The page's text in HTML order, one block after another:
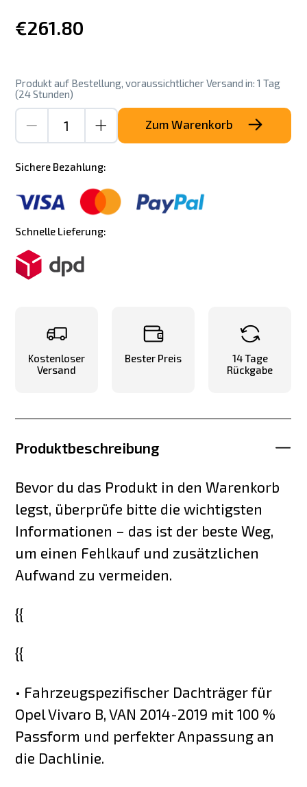
€261.80
Produkt auf Bestellung, voraussichtlicher Versand in: 1 Tag
(24 Stunden)
Zum Warenkorb
Sichere Bezahlung:
Schnelle Lieferung:
Kostenloser
Versand
Bester Preis
14 Tage
Rückgabe
Produktbeschreibung
Bevor du das Produkt in den Warenkorb
legst, überprüfe bitte die wichtigsten
Informationen – das ist der beste Weg,
um einen Fehlkauf und zusätzlichen
Aufwand zu vermeiden.
{{
{{
• Fahrzeugspezifischer Dachträger für
Opel Vivaro B, VAN 2014-2019 mit 100 %
Passform und perfekter Anpassung an
die Dachlinie.